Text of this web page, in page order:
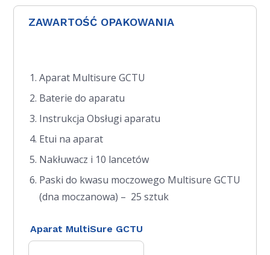
ZAWARTOŚĆ OPAKOWANIA
Aparat Multisure GCTU
Baterie do aparatu
Instrukcja Obsługi aparatu
Etui na aparat
Nakłuwacz i 10 lancetów
Paski do kwasu moczowego Multisure GCTU
(dna moczanowa) – 25 sztuk
Aparat MultiSure GCTU